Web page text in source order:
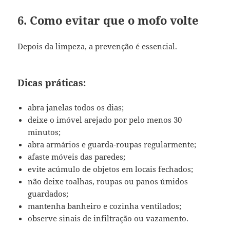
6. Como evitar que o mofo volte
Depois da limpeza, a prevenção é essencial.
Dicas práticas:
abra janelas todos os dias;
deixe o imóvel arejado por pelo menos 30
minutos;
abra armários e guarda-roupas regularmente;
afaste móveis das paredes;
evite acúmulo de objetos em locais fechados;
não deixe toalhas, roupas ou panos úmidos
guardados;
mantenha banheiro e cozinha ventilados;
observe sinais de infiltração ou vazamento.